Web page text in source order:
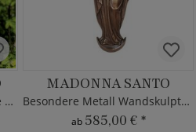
Garten Engelfigur aus Bronze mit Feder
MADONNA SANTO
Besondere Metall Wandskulptur - Maria mit Kind
ab 585,00 € *